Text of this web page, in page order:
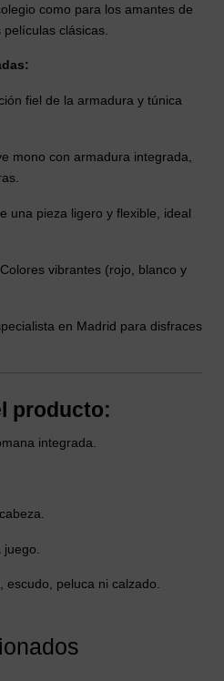
como para los amantes de
clásicas.
fiel de la armadura y túnica
mono con armadura integrada,
una pieza ligero y flexible, ideal
Colores vibrantes (rojo, blanco y
en Madrid para disfraces
producto:
integrada.
escudo, peluca ni calzado.